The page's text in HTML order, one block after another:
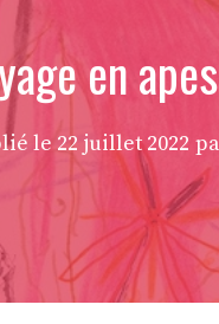
en
le 22 juillet 2022